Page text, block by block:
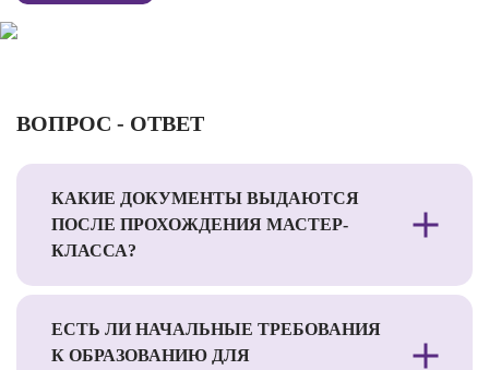
ВОПРОС - ОТВЕТ
КАКИЕ ДОКУМЕНТЫ ВЫДАЮТСЯ
ПОСЛЕ ПРОХОЖДЕНИЯ МАСТЕР-
КЛАССА?
ЕСТЬ ЛИ НАЧАЛЬНЫЕ ТРЕБОВАНИЯ
К ОБРАЗОВАНИЮ ДЛЯ